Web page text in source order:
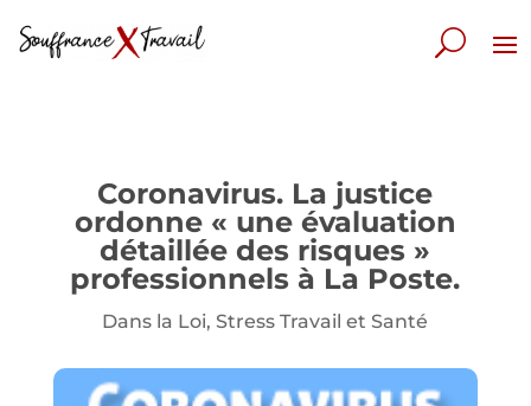
Coronavirus. La justice
ordonne « une évaluation
détaillée des risques »
professionnels à La Poste.
Dans la Loi,Stress Travail et Santé